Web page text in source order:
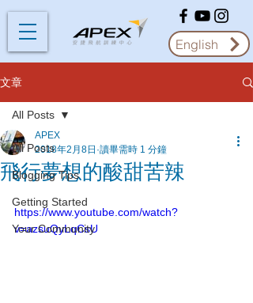
English
文章
All Posts
Blogging Tips
Getting Started
Your Community
All Posts
飛行夢想的酸甜苦辣
APEX
2018年2月8日 讀畢需時 1 分鐘
https://www.youtube.com/watch?
v=azsuQyLqCsU